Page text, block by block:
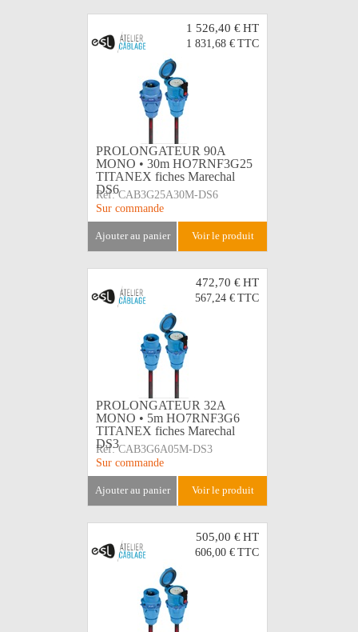
1 526,40 €HT
1 831,68 € TTC
PROLONGATEUR 90A
MONO • 30m HO7RNF3G25
TITANEX fiches Marechal
DS6
Réf: CAB3G25A30M-DS6
Sur commande
ajouter au panier voir le produit
472,70 €HT
567,24 € TTC
PROLONGATEUR 32A
MONO • 5m HO7RNF3G6
TITANEX fiches Marechal
DS3
Réf: CAB3G6A05M-DS3
Sur commande
ajouter au panier voir le produit
505,00 €HT
606,00 € TTC